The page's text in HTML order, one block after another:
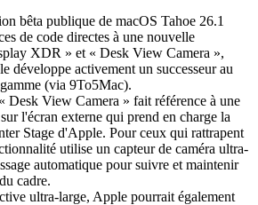
bêta publique de macOS Tahoe 26.1
de code directes à une nouvelle
XDR » et « Desk View Camera »,
développe activement un successeur au
(via 9To5Mac).
Desk View Camera » fait référence à une
l'écran externe qui prend en charge la
Stage d'Apple. Pour ceux qui rattrapent
utilise un capteur de caméra ultra-
automatique pour suivre et maintenir
cadre.
ultra-large, Apple pourrait également